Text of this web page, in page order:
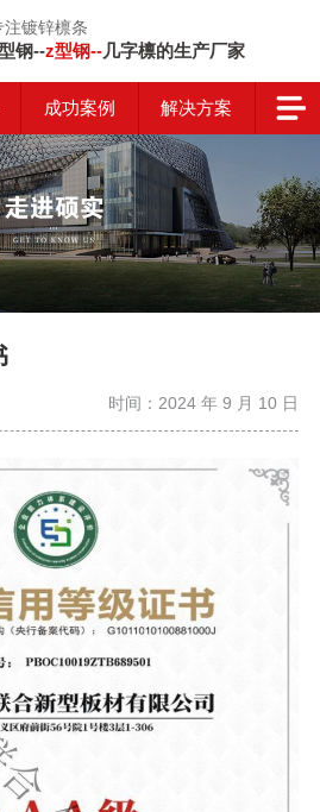
注镀锌檩条
钢--z型钢--几字檩的生产厂家
成功案例 解决方案
时间：2024 年 9 月 10 日